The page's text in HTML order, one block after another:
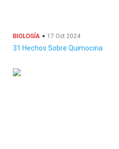
BIOLOGÍA 17 Oct 2024
31 Hechos Sobre Quimocina